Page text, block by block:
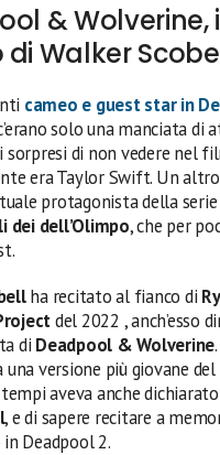
&
Walker
cameo e guest star in
solo una manciata di
di non vedere nel
era Taylor Swift. Un
protagonista della
dei dell’Olimpo, che per
ha recitato al fianco di
del 2022 , anch’esso
di Deadpool & Wolverine
versione più giovane del
tempi aveva anche
, e di sapere recitare a
Deadpool 2.